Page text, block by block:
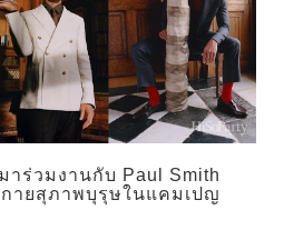
าร่วมงานกับ Paul Smith
ายสุภาพบุรุษในแคมเปญ